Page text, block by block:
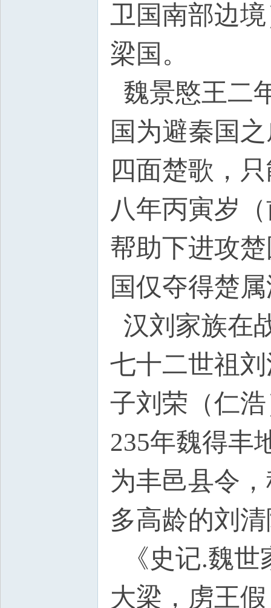
卫国南部边
梁国。
魏景愍王二
国为避秦国
四面楚歌，
八年丙寅岁
帮助下进攻
国仅夺得楚
汉刘家族在
七十二世祖
子刘荣（仁
235年魏得丰
为丰邑县令
多高龄的刘
《史记.魏世
大梁，虏王